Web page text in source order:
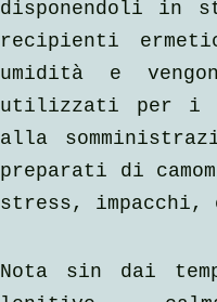
disponendoli in
recipienti
umidità e
utilizzati per i
alla
preparati di
stress,
Nota sin dai